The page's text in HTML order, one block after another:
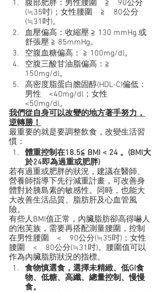
腹部肥胖：男性腰圍　≧　90公分
(≒35吋)；女性腰圍　≧　80公分
(≒31吋)。
血壓偏高：收縮壓 ≧ 130 mmHg 或
舒張壓 ≧ 85mmHg。
空腹血糖偏高： ≧ 100mg/dl。
空腹三酸甘油脂偏高：≧
150mg/dl。
高密度脂蛋白膽固醇(HDL-C)偏低：
男性　<40mg/dl；女性
<50mg/dl。
我們從自身可以改變的地方著手努力，
逆轉勝！
最重要的就是要調整飲食，改變生活習
慣：
體重控制在18.5≦ BMI < 24 。(BMI大
於24即為過重或肥胖)
若有過重或肥胖的狀況，建議在醫師、
營養師指導下先行減重計畫，可改善身
體對於胰島素的敏感性。同時，也能大
大改善生活品質、脂肪肝及心血管風
險。
有些人BMI值正常，內臟脂肪卻高得嚇人
的泡芙族，需要再搭配測量腰圍，控制
在男性腰圍　<　90公分(≒35吋)；女性
腰圍　<　80公分(≒31吋)。腰圍值可以
作為內臟脂肪狀況的指標。
食物慎選食，選擇未精緻、低GI食
物、低糖、高纖、總量控制、慢慢
食。